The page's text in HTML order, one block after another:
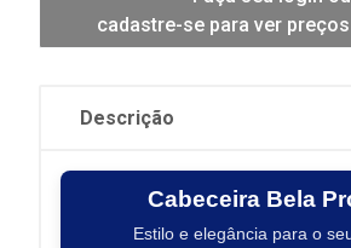
cadastre-se para ver
Descrição
Cabeceira Bela
Estilo e elegância para o